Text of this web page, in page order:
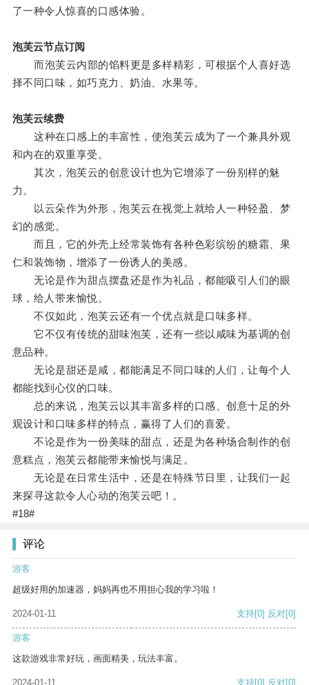
了一种令人惊喜的口感体验。
泡芙云节点订阅
而泡芙云内部的馅料更是多样精彩，可根据个人喜好选
择不同口味，如巧克力、奶油、水果等。
泡芙云续费
这种在口感上的丰富性，使泡芙云成为了一个兼具外观
和内在的双重享受。
其次，泡芙云的创意设计也为它增添了一份别样的魅
力。
以云朵作为外形，泡芙云在视觉上就给人一种轻盈、梦
幻的感觉。
而且，它的外壳上经常装饰有各种色彩缤纷的糖霜、果
仁和装饰物，增添了一份诱人的美感。
无论是作为甜点摆盘还是作为礼品，都能吸引人们的眼
球，给人带来愉悦。
不仅如此，泡芙云还有一个优点就是口味多样。
它不仅有传统的甜味泡芙，还有一些以咸味为基调的创
意品种。
无论是甜还是咸，都能满足不同口味的人们，让每个人
都能找到心仪的口味。
总的来说，泡芙云以其丰富多样的口感、创意十足的外
观设计和口味多样的特点，赢得了人们的喜爱。
不论是作为一份美味的甜点，还是为各种场合制作的创
意糕点，泡芙云都能带来愉悦与满足。
无论是在日常生活中，还是在特殊节日里，让我们一起
来探寻这款令人心动的泡芙云吧！。
#18#
评论
游客
超级好用的加速器，妈妈再也不用担心我的学习啦！
2024-01-11 支持[0] 反对[0]
游客
这款游戏非常好玩，画面精美，玩法丰富。
2024-01-11 支持[0] 反对[0]